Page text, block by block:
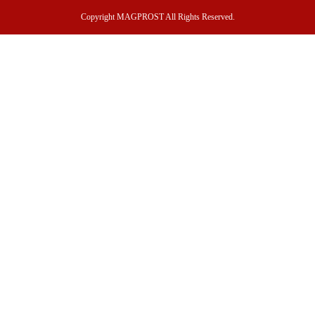
Copyright MAGPROST All Rights Reserved.